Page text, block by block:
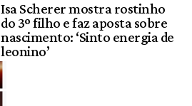
Isa Scherer mostra rostinho
do 3º filho e faz aposta sobre
nascimento: ‘Sinto energia de
leonino’